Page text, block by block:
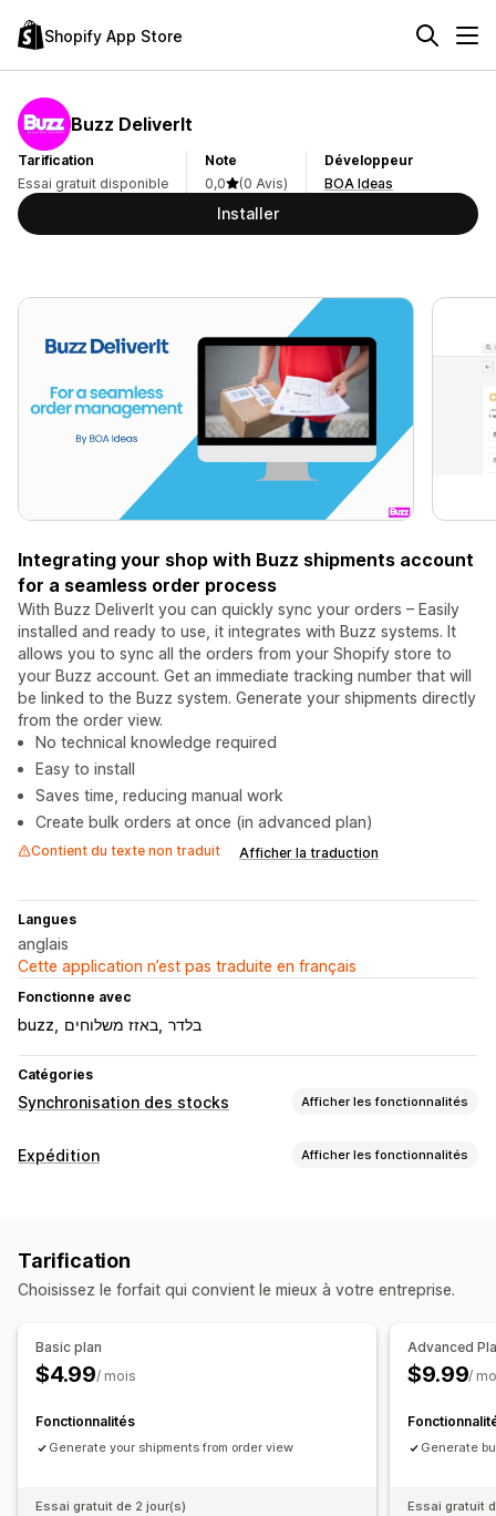
Shopify App Store
Buzz DeliverIt
Tarification
Essai gratuit disponible
Note
0,0
(0 Avis)
Développeur
BOA Ideas
Installer
Integrating your shop with Buzz shipments account
for a seamless order process
With Buzz DeliverIt you can quickly sync your orders – Easily
installed and ready to use, it integrates with Buzz systems. It
allows you to sync all the orders from your Shopify store to
your Buzz account. Get an immediate tracking number that will
be linked to the Buzz system. Generate your shipments directly
from the order view.
No technical knowledge required
Easy to install
Saves time, reducing manual work
Create bulk orders at once (in advanced plan)
Contient du texte non traduit Afficher la traduction
Langues
anglais
Cette application n’est pas traduite en français
Fonctionne avec
buzz באזז משלוחים בלדר
Catégories
Synchronisation des stocks Afficher les fonctionnalités
Type de synchronisation
Alertes automatisées
Expédition Afficher les fonctionnalités
Tarification
Choisissez le forfait qui convient le mieux à votre entreprise.
Basic plan
$4.99/ mois
Fonctionnalités
Generate your shipments from order view
Essai gratuit de 2 jour(s)
Advanced
$9.99/
Generate
Essai gratuit